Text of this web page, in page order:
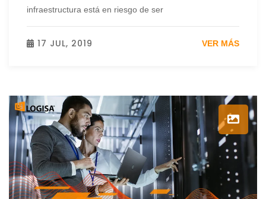
infraestructura está en riesgo de ser
17 JUL, 2019 VER MÁS